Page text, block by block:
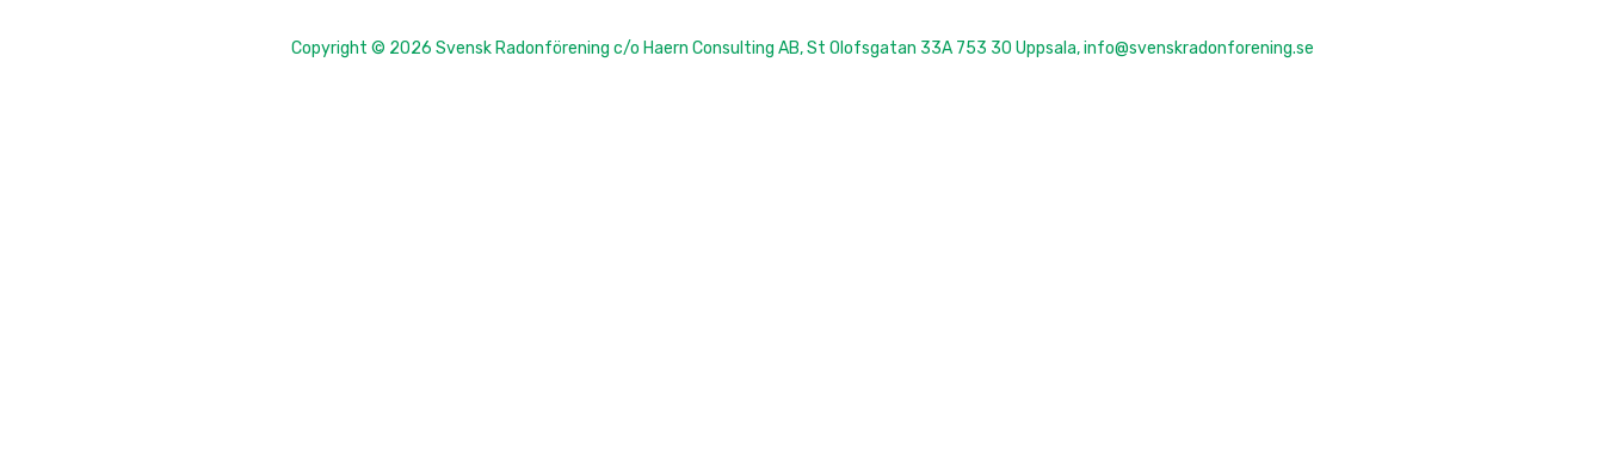
Copyright © 2026 Svensk Radonförening c/o Haern Consulting AB, St Olofsgatan 33A 753 30 Uppsala, info@svenskradonforening.se